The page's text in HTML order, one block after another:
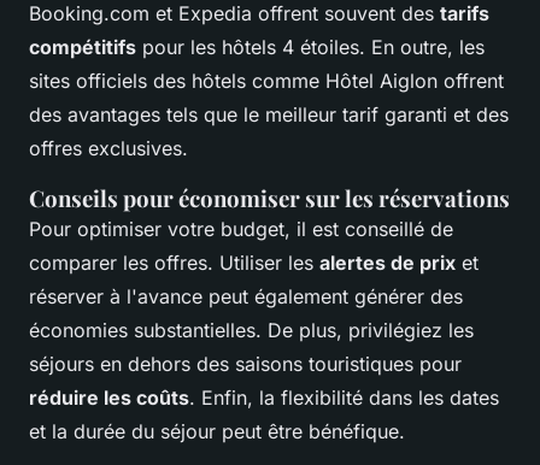
Booking.com et Expedia offrent souvent des tarifs
compétitifs pour les hôtels 4 étoiles. En outre, les
sites officiels des hôtels comme Hôtel Aiglon offrent
des avantages tels que le meilleur tarif garanti et des
offres exclusives.
Conseils pour économiser sur les réservations
Pour optimiser votre budget, il est conseillé de
comparer les offres. Utiliser les alertes de prix et
réserver à l'avance peut également générer des
économies substantielles. De plus, privilégiez les
séjours en dehors des saisons touristiques pour
réduire les coûts. Enfin, la flexibilité dans les dates
et la durée du séjour peut être bénéfique.